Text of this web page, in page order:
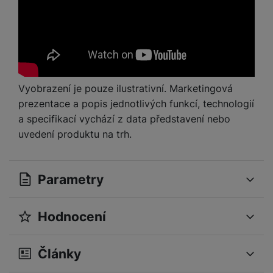
Vyobrazení je pouze ilustrativní. Marketingová
prezentace a popis jednotlivých funkcí, technologií
a specifikací vychází z data představení nebo
uvedení produktu na trh.
Parametry
OBECNÉ
Hodnocení
Články